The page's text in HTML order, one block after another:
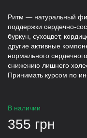
Ритм — натуральный
поддержки сердечно-
буркун, сухоцвет,
другие активные
нормального
снижению лишнего
Принимать курсом по
В наличии
355 грн